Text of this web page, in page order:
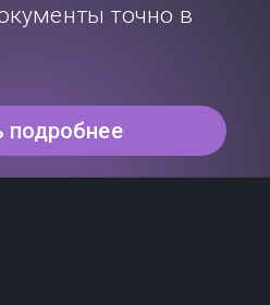
точно в
подробнее